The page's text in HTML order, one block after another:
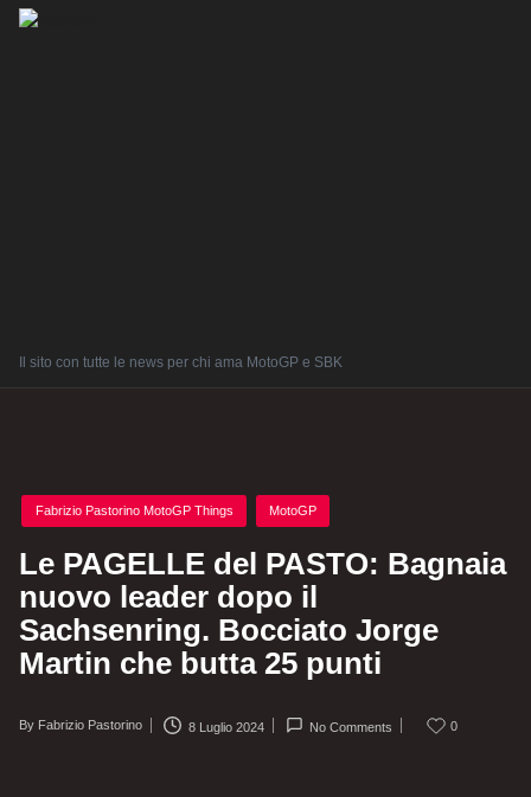
Il sito con tutte le news per chi ama MotoGP e SBK
Posted
in
Fabrizio Pastorino MotoGP Things MotoGP
Le PAGELLE del PASTO: Bagnaia
nuovo leader dopo il
Sachsenring. Bocciato Jorge
Martin che butta 25 punti
Posted
By Fabrizio Pastorino 8 Luglio 2024 No Comments 0